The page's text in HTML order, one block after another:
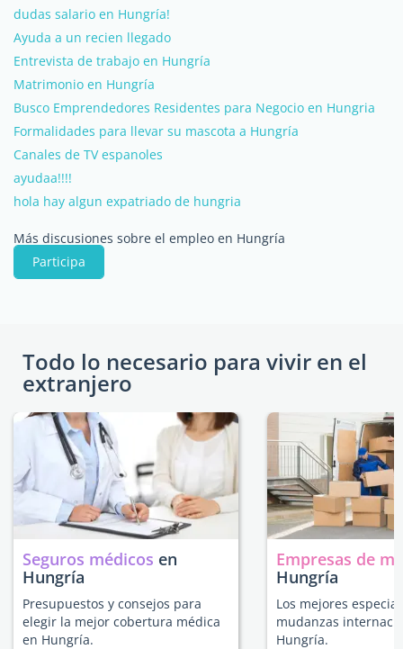
dudas salario en Hungría!
Ayuda a un recien llegado
Entrevista de trabajo en Hungría
Matrimonio en Hungría
Busco Emprendedores Residentes para Negocio en Hungria
Formalidades para llevar su mascota a Hungría
Canales de TV espanoles
ayudaa!!!!
hola hay algun expatriado de hungria
Más discusiones sobre el empleo en Hungría
Participa
Todo lo necesario para vivir en el
extranjero
Seguros médicos en
Hungría
Presupuestos y consejos para
elegir la mejor cobertura médica
en Hungría.
Empresas de
Hungría
Los mejores
mudanzas
Hungría.